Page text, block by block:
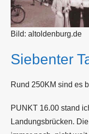
Bild: altoldenburg.de
Siebenter
Rund 250KM sind es
PUNKT 16.00 stand
Landungsbrücken.